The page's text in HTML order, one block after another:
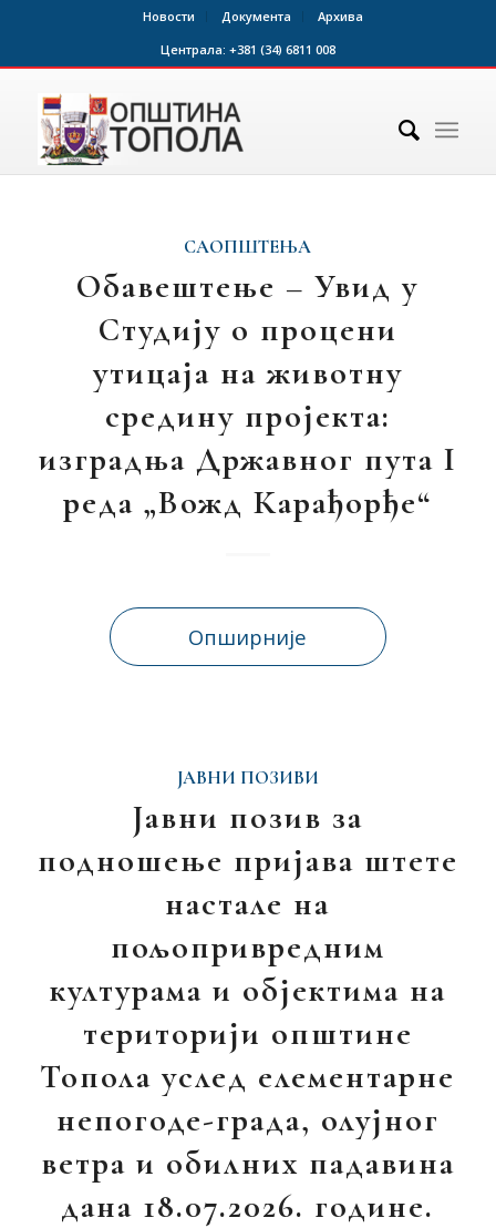
Новости Документа
Архива
Централа: +381 (34) 6811 008
САОПШТЕЊА
Обавештење – Увид у
Студију о процени
утицаја на животну
средину пројекта:
изградња Државног пута I
реда „Вожд Карађорђе“
Опширније
ЈАВНИ ПОЗИВИ
Јавни позив за
подношење пријава штете
настале на
пољопривредним
културама и објектима на
територији општине
Топола услед елементарне
непогоде-града, олујног
ветра и обилних падавина
дана 18.07.2026. године.